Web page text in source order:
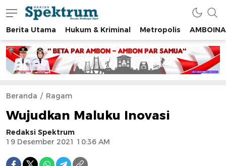
spektrumonline.com
Berita Utama Hukum & Kriminal Metropolis AMBOINA
Beranda Ragam
Wujudkan Maluku Inovasi
Redaksi Spektrum
19 Desember 2021 10:36 AM